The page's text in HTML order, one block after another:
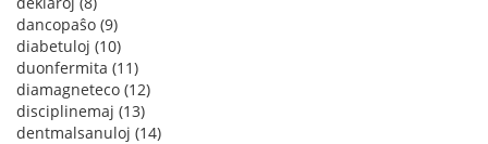
dancopaŝo (9)
diabetuloj (10)
duonfermita (11)
diamagneteco (12)
disciplinemaj (13)
dentmalsanuloj (14)